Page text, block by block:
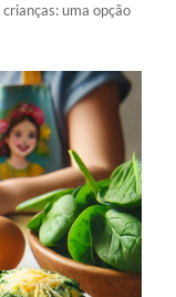
uma opção